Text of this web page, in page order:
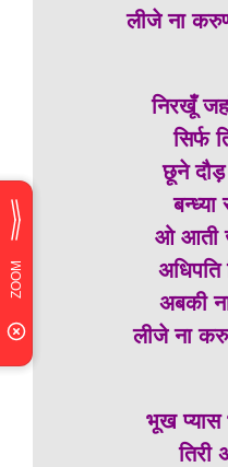
लीजे ना
निरखूँ
सिर्फ
छूने
ओ आती
अधिपति
अबकी
लीजे ना
भूख प्यास
तिरी